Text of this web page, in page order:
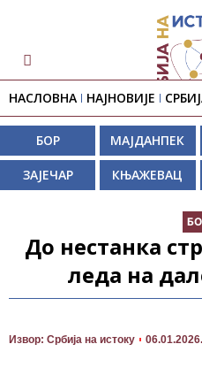
НАСЛОВНА НАЈНОВИЈЕ
БОР МАЈДАНПЕК
ЗАЈЕЧАР КЊАЖЕВАЦ
До нестанка
леда на
Извор: Србија на истоку 06.01.2026.